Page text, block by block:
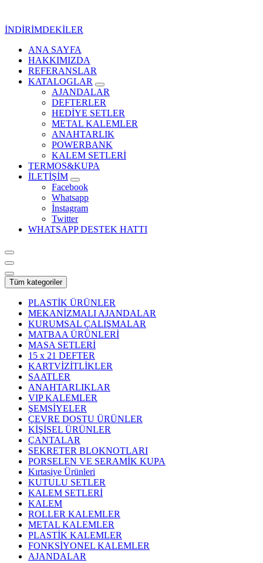
İNDİRİMDEKİLER
Kurumsal Promosyon-Hediyelik
ANA SAYFA
HAKKIMIZDA
REFERANSLAR
KATALOGLAR
AJANDALAR
DEFTERLER
HEDİYE SETLER
METAL KALEMLER
ANAHTARLIK
POWERBANK
KALEM SETLERİ
TERMOS&KUPA
İLETİŞİM
Facebook
Whatsapp
İnstagram
Twitter
WHATSAPP DESTEK HATTI
Tüm kategoriler
PLASTİK ÜRÜNLER
MEKANİZMALI AJANDALAR
KURUMSAL ÇALIŞMALAR
MATBAA ÜRÜNLERİ
MASA SETLERİ
15 x 21 DEFTER
KARTVİZİTLİKLER
SAATLER
ANAHTARLIKLAR
VIP KALEMLER
ŞEMSİYELER
ÇEVRE DOSTU ÜRÜNLER
KİŞİSEL ÜRÜNLER
ÇANTALAR
SEKRETER BLOKNOTLARI
PORSELEN VE SERAMİK KUPA
Kırtasiye Ürünleri
KUTULU SETLER
KALEM SETLERİ
KALEM
ROLLER KALEMLER
METAL KALEMLER
PLASTİK KALEMLER
FONKSİYONEL KALEMLER
AJANDALAR